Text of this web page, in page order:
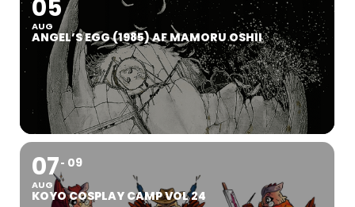
05
AUG
ANGEL’S EGG (1985) AF MAMORU OSHII
07
AUG
09
KOYO COSPLAY CAMP VOL 24